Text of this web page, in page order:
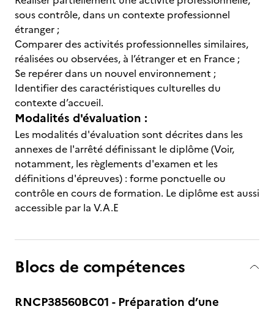
sous contrôle, dans un contexte professionnel
étranger ;
Comparer des activités professionnelles similaires,
réalisées ou observées, à l’étranger et en France ;
Se repérer dans un nouvel environnement ;
Identifier des caractéristiques culturelles du
contexte d’accueil.
Modalités d'évaluation :
Les modalités d'évaluation sont décrites dans les
annexes de l'arrêté définissant le diplôme (Voir,
notamment, les règlements d'examen et les
définitions d'épreuves) : forme ponctuelle ou
contrôle en cours de formation. Le diplôme est aussi
accessible par la V.A.E
Blocs de compétences
RNCP38560BC01 - Préparation d’une